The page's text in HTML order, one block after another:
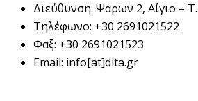
Διεύθυνση: Ψαρων 2, Αίγιο –
Τηλέφωνο: +30 2691021522
Φαξ: +30 2691021523
Email: info[at]dlta.gr